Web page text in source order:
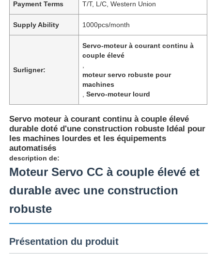
Payment Terms T/T, L/C, Western Union
Supply Ability 1000pcs/month
Surligner:
Servo-moteur à courant continu à
couple élevé
moteur servo robuste pour
machines
,Servo-moteur lourd
Servo moteur à courant continu à couple élevé
durable doté d'une construction robuste Idéal pour
les machines lourdes et les équipements
automatisés
description de:
Moteur Servo CC à couple élevé et
durable avec une construction
robuste
Présentation du produit